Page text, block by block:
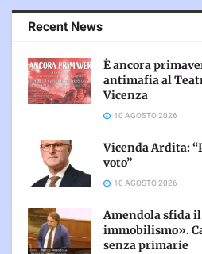
Recent News
È ancora
antimafia al
Vicenza
10 AGOSTO 2026
Vicenda Ardita:
voto”
10 AGOSTO 2026
Amendola sfida
immobilismo».
senza primarie